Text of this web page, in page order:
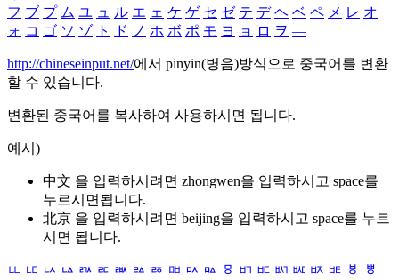
フ ブ プ ム ユ ュ ル エ ェ ケ ゲ セ ゼ テ デ ヘ ベ ペ メ レ オ
ォ コ ゴ ソ ゾ ト ド ノ ホ ボ ポ モ ヨ ョ ロ ヲ ―
http://chineseinput.net/에서 pinyin(병음)방식으로 중국어를 변환
할 수 있습니다.
변환된 중국어를 복사하여 사용하시면 됩니다.
예시)
中文 을 입력하시려면 zhongwen을 입력하시고 space를
누르시면됩니다.
北京 을 입력하시려면 beijing을 입력하시고 space를 누르
시면 됩니다.
ㅥ ㅦ ㅧ ㅨ ㅩ ㅪ ㅫ ㅬ ㅭ ㅮ ㅯ ㅰ ㅱ ㅲ ㅳ ㅴ ㅵ ㅶ ㅷ ㅸ
ㅹ